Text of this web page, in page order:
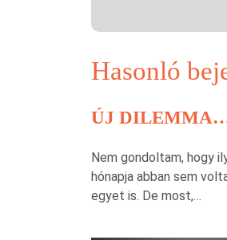
Hasonló
ÚJ
Nem gondoltam, hogy
hónapja abban sem
egyet is. De most,…